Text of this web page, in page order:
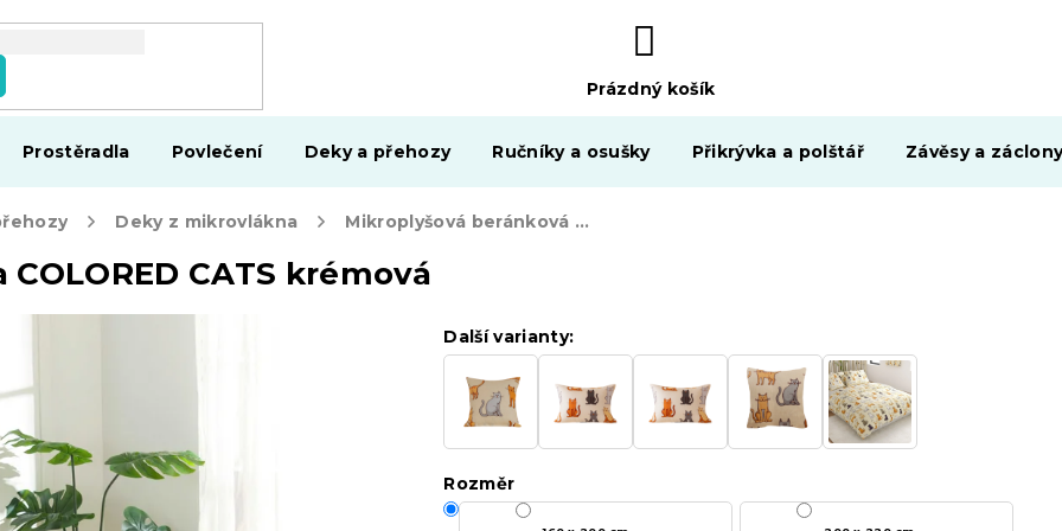
NÁKUPNÍ
KOŠÍK
Prázdný košík
Prostěradla Povlečení Deky a přehozy Ručníky a osušky Přikrývka a polštář Závěsy a
Deky z mikrovlákna Mikroplyšová beránková deka COLORED CATS krémová
CATS krémová
Další varianty:
Rozměr